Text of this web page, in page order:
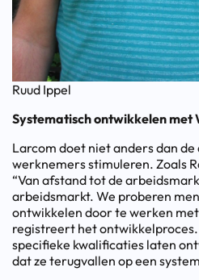
Ruud Ippel
Systematisch ontwikkelen met
Larcom doet niet anders dan
werknemers stimuleren. Zoals
“Van afstand tot de
arbeidsmarkt. We proberen
ontwikkelen door te werken
registreert het ontwikkelproces.
specifieke kwalificaties laten
dat ze terugvallen op een